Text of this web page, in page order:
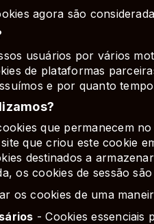
agora são
usuários por vários
de plataformas
e por quanto
que permanecem
que criou este cookie
destinados a
os cookies de sessão
os cookies de uma
- Cookies essenciais